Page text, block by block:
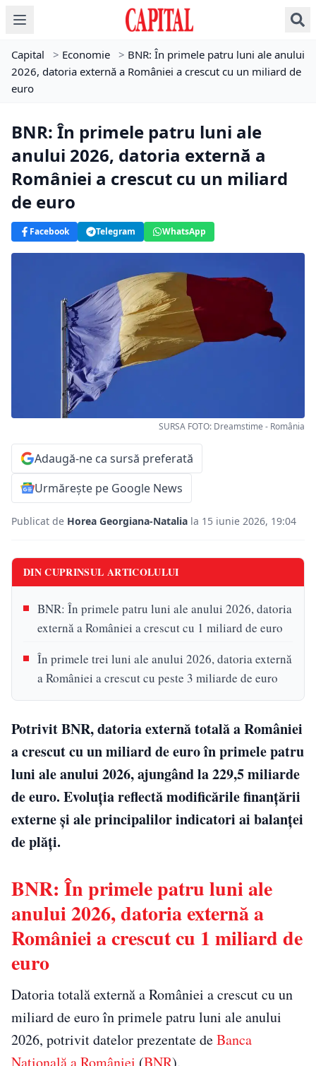
Capital > Economie > BNR: În primele patru luni ale anului
2026, datoria externă a României a crescut cu un miliard de
euro
BNR: În primele patru luni ale
anului 2026, datoria externă a
României a crescut cu un miliard
de euro
Facebook Telegram WhatsApp
SURSA FOTO: Dreamstime - România
Adaugă-ne ca sursă preferată
Urmărește pe Google News
Publicat de Horea Georgiana-Natalia la 15 iunie 2026, 19:04
DIN CUPRINSUL ARTICOLULUI
BNR: În primele patru luni ale anului 2026, datoria
externă a României a crescut cu 1 miliard de euro
În primele trei luni ale anului 2026, datoria externă
a României a crescut cu peste 3 miliarde de euro
Potrivit BNR, datoria externă totală a României
a crescut cu un miliard de euro în primele patru
luni ale anului 2026, ajungând la 229,5 miliarde
de euro. Evoluția reflectă modificările finanțării
externe și ale principalilor indicatori ai balanței
de plăți.
BNR: În primele patru luni ale
anului 2026, datoria externă a
României a crescut cu 1 miliard de
euro
Datoria totală externă a României a crescut cu un
miliard de euro în primele patru luni ale anului
2026, potrivit datelor prezentate deBanca
Națională a României (BNR).